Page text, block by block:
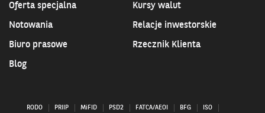
Oferta specjalna Kursy walut
Notowania Relacje inwestorskie
Biuro prasowe Rzecznik Klienta
Blog
RODO PRIIP MiFID PSD2 FATCA/AEOI BFG
ISO